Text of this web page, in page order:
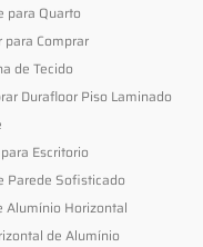
para Quarto
para Comprar
de Tecido
Durafloor Piso Laminado
Escritorio
Parede Sofisticado
Alumínio Horizontal
de Alumínio